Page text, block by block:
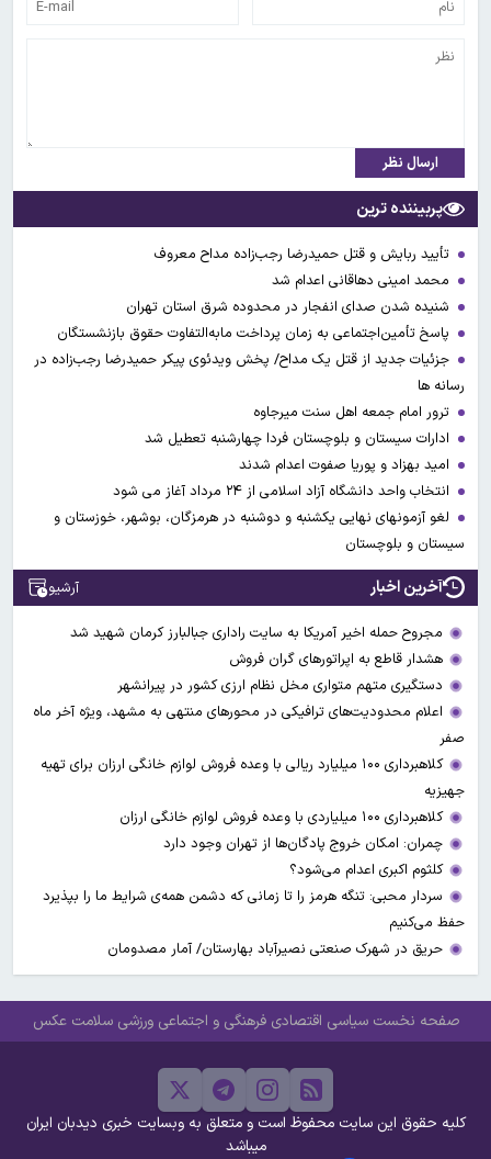
ارسال نظر
پربیننده ترین
تأیید ربایش و قتل حمیدرضا رجب‌زاده مداح معروف
محمد امینی دهاقانی اعدام شد
شنیده شدن صدای انفجار در محدوده شرق استان تهران
پاسخ تأمین‌اجتماعی به زمان پرداخت مابه‌التفاوت حقوق بازنشستگان
جزئیات جدید از قتل یک مداح/ پخش ویدئوی پیکر حمیدرضا رجب‌زاده در
رسانه ها
ترور امام جمعه اهل سنت میرجاوه
ادارات سیستان و بلوچستان فردا چهارشنبه تعطیل شد
امید بهزاد و پوریا صفوت اعدام شدند
انتخاب واحد دانشگاه آزاد اسلامی از ۲۴ مرداد آغاز می شود
لغو آزمونهای نهایی یکشنبه و دوشنبه در هرمزگان، بوشهر، خوزستان و
سیستان و بلوچستان
آخرین اخبار آرشیو
مجروح حمله اخیر آمریکا به سایت راداری جبالبارز کرمان شهید شد
هشدار قاطع به اپراتورهای گران فروش
دستگیری متهم متواری مخل نظام ارزی کشور در پیرانشهر
اعلام محدودیت‌های ترافیکی در محورهای منتهی به مشهد، ویژه آخر ماه
صفر
کلاهبرداری ۱۰۰ میلیارد ریالی با وعده فروش لوازم خانگی ارزان برای تهیه
جهیزیه
کلاهبرداری ۱۰۰ میلیاردی با وعده فروش لوازم خانگی ارزان
چمران: امکان خروج پادگان‌ها از تهران وجود دارد
کلثوم اکبری اعدام می‌شود؟
سردار محبی: تنگه هرمز را تا زمانی که دشمن همه‌ی شرایط ما را بپذیرد
حفظ می‌کنیم
حریق در شهرک صنعتی نصیرآباد بهارستان/ آمار مصدومان
صفحه نخست سیاسی اقتصادی فرهنگی و اجتماعی ورزشی سلامت عکس
کلیه حقوق این سایت محفوظ است و متعلق به وبسایت خبری دیدبان ایران
میباشد